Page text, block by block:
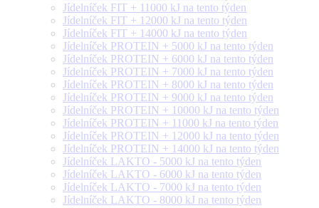
Jídelníček FIT + 11000 kJ na tento týden
Jídelníček FIT + 12000 kJ na tento týden
Jídelníček FIT + 14000 kJ na tento týden
Jídelníček PROTEIN + 5000 kJ na tento týden
Jídelníček PROTEIN + 6000 kJ na tento týden
Jídelníček PROTEIN + 7000 kJ na tento týden
Jídelníček PROTEIN + 8000 kJ na tento týden
Jídelníček PROTEIN + 9000 kJ na tento týden
Jídelníček PROTEIN + 10000 kJ na tento týden
Jídelníček PROTEIN + 11000 kJ na tento týden
Jídelníček PROTEIN + 12000 kJ na tento týden
Jídelníček PROTEIN + 14000 kJ na tento týden
Jídelníček LAKTO - 5000 kJ na tento týden
Jídelníček LAKTO - 6000 kJ na tento týden
Jídelníček LAKTO - 7000 kJ na tento týden
Jídelníček LAKTO - 8000 kJ na tento týden